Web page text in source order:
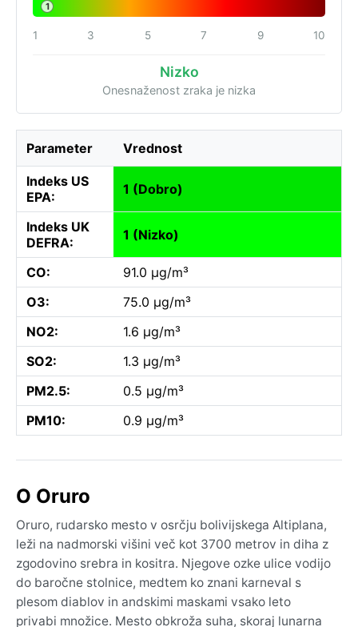
1
1 3 5 7 9 10
Nizko
Onesnaženost zraka je nizka
Parameter Vrednost
Indeks US
EPA:
1 (Dobro)
Indeks UK
DEFRA:
1 (Nizko)
CO:
91.0 µg/m³
O3:
75.0 µg/m³
NO2:
1.6 µg/m³
SO2:
1.3 µg/m³
PM2.5:
0.5 µg/m³
PM10:
0.9 µg/m³
O Oruro
Oruro, rudarsko mesto v osrčju bolivijskega Altiplana,
leži na nadmorski višini več kot 3700 metrov in diha z
zgodovino srebra in kositra. Njegove ozke ulice vodijo
do baročne stolnice, medtem ko znani karneval s
plesom diablov in andskimi maskami vsako leto
privabi množice. Mesto obkroža suha, skoraj lunarna